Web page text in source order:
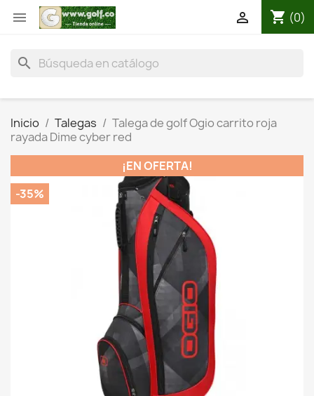
 shopping_cart (0)

search
Inicio Talegas
Talega de golf Ogio carrito roja
rayada Dime cyber red
¡EN OFERTA!
-35%